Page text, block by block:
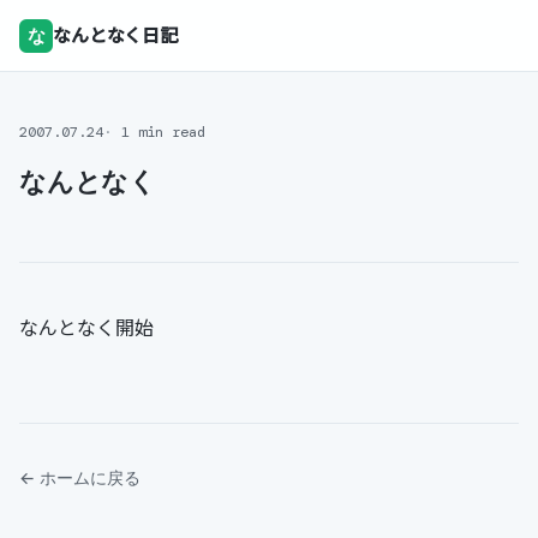
な なんとなく日記
2007.07.24 1 min read
なんとなく
なんとなく開始
← ホームに戻る